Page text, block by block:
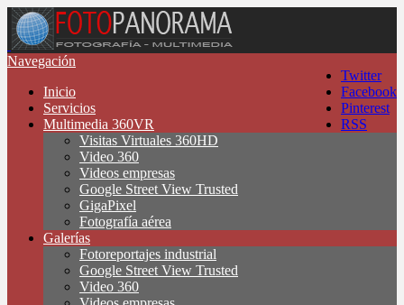
Twitter
Facebook
Pinterest
RSS
Navegación
Inicio
Servicios
Multimedia 360VR
Visitas Virtuales 360HD
Video 360
Videos empresas
Google Street View Trusted
GigaPixel
Fotografía aérea
Galerías
Fotoreportajes industrial
Google Street View Trusted
Video 360